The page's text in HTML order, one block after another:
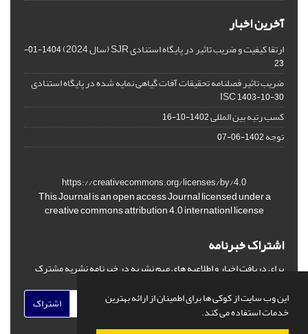
این وب سایت از کوکی ها برای اطمینان از ارائه بهترین
خدمات استفاده می کند.
آخرین اخبار
ارتقا کیفیت و ضریب تاثیر در پایگاه استنادی SJR (سال 2024)
1404-01-
23
ضریب تاثیر فصلنامه تحقیقات آفات گیاهی نمایه شده در پایگاه استنادی
ISC1403-10-30
کسب رتبه بین المللی1402-10-16
توجه1402-06-07
https://creativecommons.org/licenses/by/4.0
This Journal is an open access Journal licensed under a
creative commons attribution 4.0 internationl license
اشتراک خبرنامه
برای دریافت اخبار و اطلاعیه های مهم نشریه در خبرنامه نشریه مشترک
اشتراک